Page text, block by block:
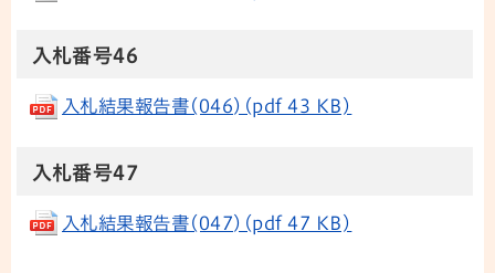
​​​​​​​入札番号46
入札結果報告書(046)(pdf 43 KB)
入札番号47
入札結果報告書(047)(pdf 47 KB)